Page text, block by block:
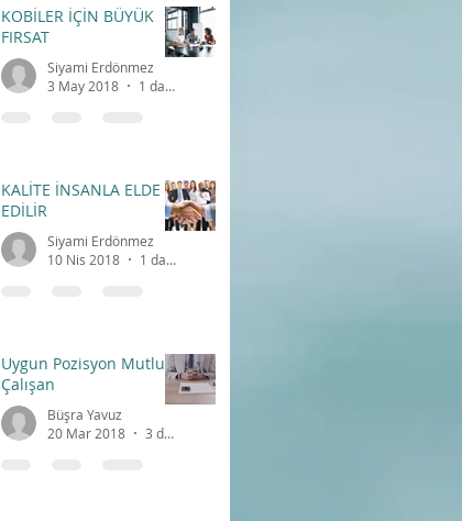
KOBİLER İÇİN BÜYÜK
FIRSAT
Siyami Erdönmez
3 May 2018
1 dakikada okunur
KALİTE İNSANLA ELDE
EDİLİR
Siyami Erdönmez
10 Nis 2018
1 dakikada okunur
Uygun Pozisyon Mutlu
Çalışan
Büşra Yavuz
20 Mar 2018
3 dakikada okunur